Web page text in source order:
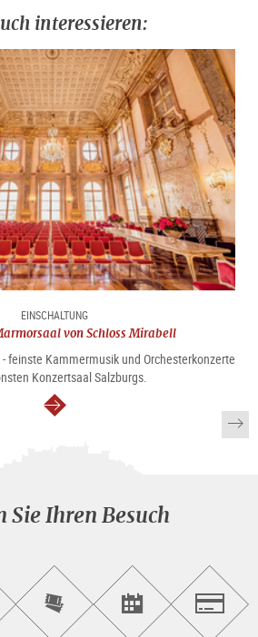
interessieren:
EINSCHALTUNG
von Schloss Mirabell
feinste Kammermusik und Orchesterkonzerte
Konzertsaal Salzburgs.
weiter
Sie Ihren Besuch
Tickets
online<br>kaufen
Events<br>finden